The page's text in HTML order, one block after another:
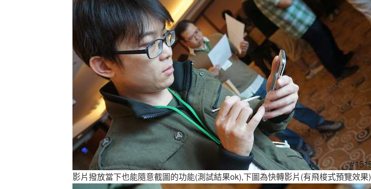
影片撥放當下也能隨意截圖的功能(測試結果ok),下圖為快轉影片(有飛梭式預覽效果)